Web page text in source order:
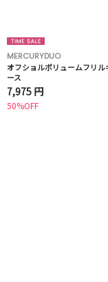
MERCURYDUO
オフショルボリュームフリ
ース
7,975 円
50%OFF